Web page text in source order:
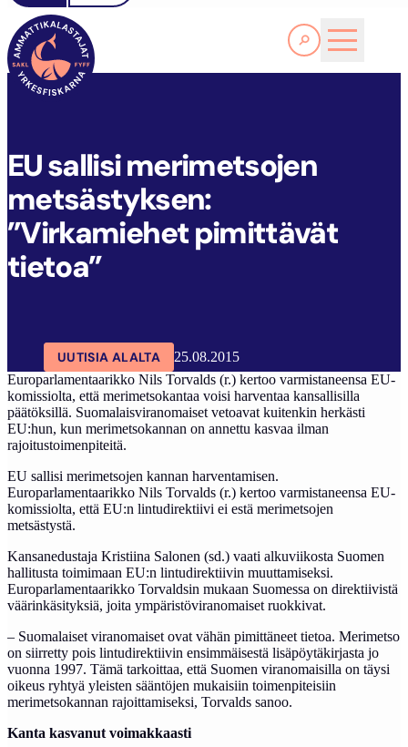
Lue lisää
SAKL
EU sallisi merimetsojen
metsästyksen:
”Virkamiehet pimittävät
tietoa”
UUTISIA ALALTA
25.08.2015
Europarlamentaarikko Nils Torvalds (r.) kertoo varmistaneensa EU-
komissiolta, että merimetsokantaa voisi harventaa kansallisilla
päätöksillä. Suomalaisviranomaiset vetoavat kuitenkin herkästi
EU:hun, kun merimetsokannan on annettu kasvaa ilman
rajoitustoimenpiteitä.
EU sallisi merimetsojen kannan harventamisen.
Europarlamentaarikko Nils Torvalds (r.) kertoo varmistaneensa EU-
komissiolta, että EU:n lintudirektiivi ei estä merimetsojen
metsästystä.
Kansanedustaja Kristiina Salonen (sd.) vaati alkuviikosta Suomen
hallitusta toimimaan EU:n lintudirektiivin muuttamiseksi.
Europarlamentaarikko Torvaldsin mukaan Suomessa on direktiivistä
väärinkäsityksiä, joita ympäristöviranomaiset ruokkivat.
– Suomalaiset viranomaiset ovat vähän pimittäneet tietoa. Merimetso
on siirretty pois lintudirektiivin ensimmäisestä lisäpöytäkirjasta jo
vuonna 1997. Tämä tarkoittaa, että Suomen viranomaisilla on täysi
oikeus ryhtyä yleisten sääntöjen mukaisiin toimenpiteisiin
merimetsokannan rajoittamiseksi, Torvalds sanoo.
Kanta kasvanut voimakkaasti